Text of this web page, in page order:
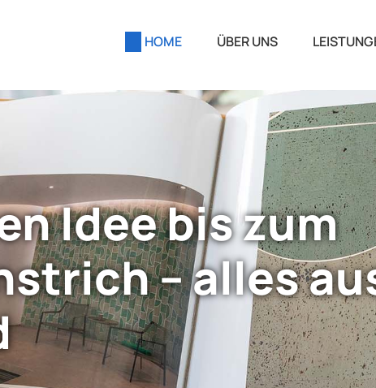
HOME ÜBER UNS
Idee bis zum
– alles